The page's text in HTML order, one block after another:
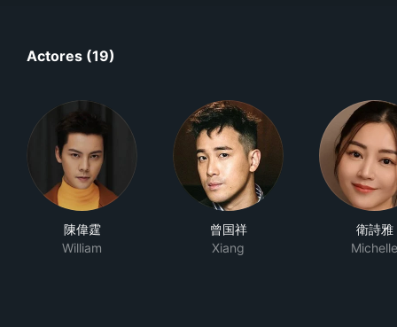
Actores (19)
陳偉霆
William
曾国祥
Xiang
衛詩雅
Michelle